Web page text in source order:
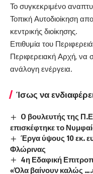
Το συγκεκριμένο
Τοπική Αυτοδιοίκηση
κεντρικής διοίκησης.
Επιθυμία του
Περιφερειακή Αρχή, να
ανάλογη ενέργεια.
Ίσως να
O βουλευτής της
επισκέφτηκε το
Έργα ύψους 10 εκ.
Φλώρινας
4η Εδαφική
«Όλα βαίνουν καλώς